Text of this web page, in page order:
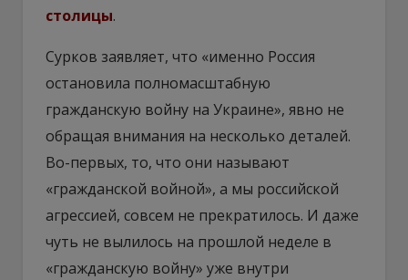
столицы.
Сурков заявляет, что «именно Россия
остановила полномасштабную
гражданскую войну на Украине», явно не
обращая внимания на несколько деталей.
Во-первых, то, что они называют
«гражданской войной», а мы российской
агрессией, совсем не прекратилось. И даже
чуть не вылилось на прошлой неделе в
«гражданскую войну» уже внутри